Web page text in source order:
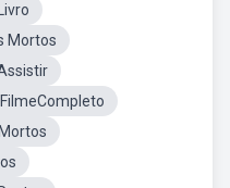
Mortos